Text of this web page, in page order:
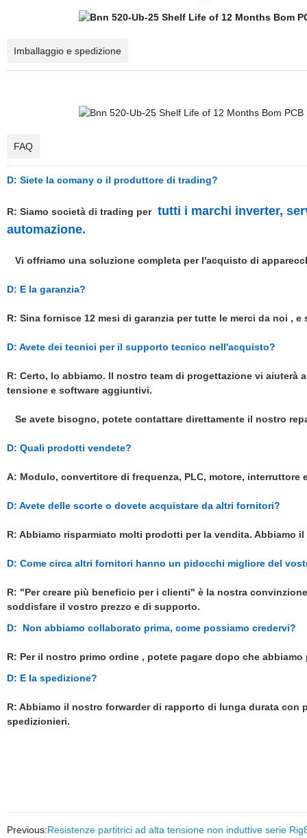
Imballaggio e spedizione
FAQ
D: Siete la comany o il produttore di trading?
R: Siamo società di trading per tutti i marchi inverter,
automazione.
Vi offriamo una soluzione completa per l'acquisto di
D: E la garanzia?
R: Sina fornisce 12 mesi di garanzia per tutte le merci da noi ,
D: Avete dei tecnici per il supporto tecnico nell'acquisto?
R: Certo, lo abbiamo. Il nostro team di progettazione vi aiuterà
tensione e software aggiuntivi.
Se avete bisogno, potete contattare direttamente il nostro
D: Quali prodotti vendete?
A: Modulo, convertitore di frequenza, PLC, motore,
D: Avete delle scorte o dovete acquistare da altri fornitori?
R: Abbiamo risparmiato molti prodotti per la vendita. Abbiamo
D: Come circa altri fornitori hanno un pidocchi migliore del
R: "Per creare più beneficio per i clienti" è la nostra
soddisfare il vostro prezzo e di supporto.
D:
Non abbiamo collaborato prima, come possiamo credervi?
R: Per il nostro primo ordine , potete pagare dopo che abbiamo
D: E la spedizione?
R: Abbiamo il nostro forwarder di rapporto di lunga durata
spedizionieri.
Previous:Resistenze partitrici ad alta tensione non induttive serie